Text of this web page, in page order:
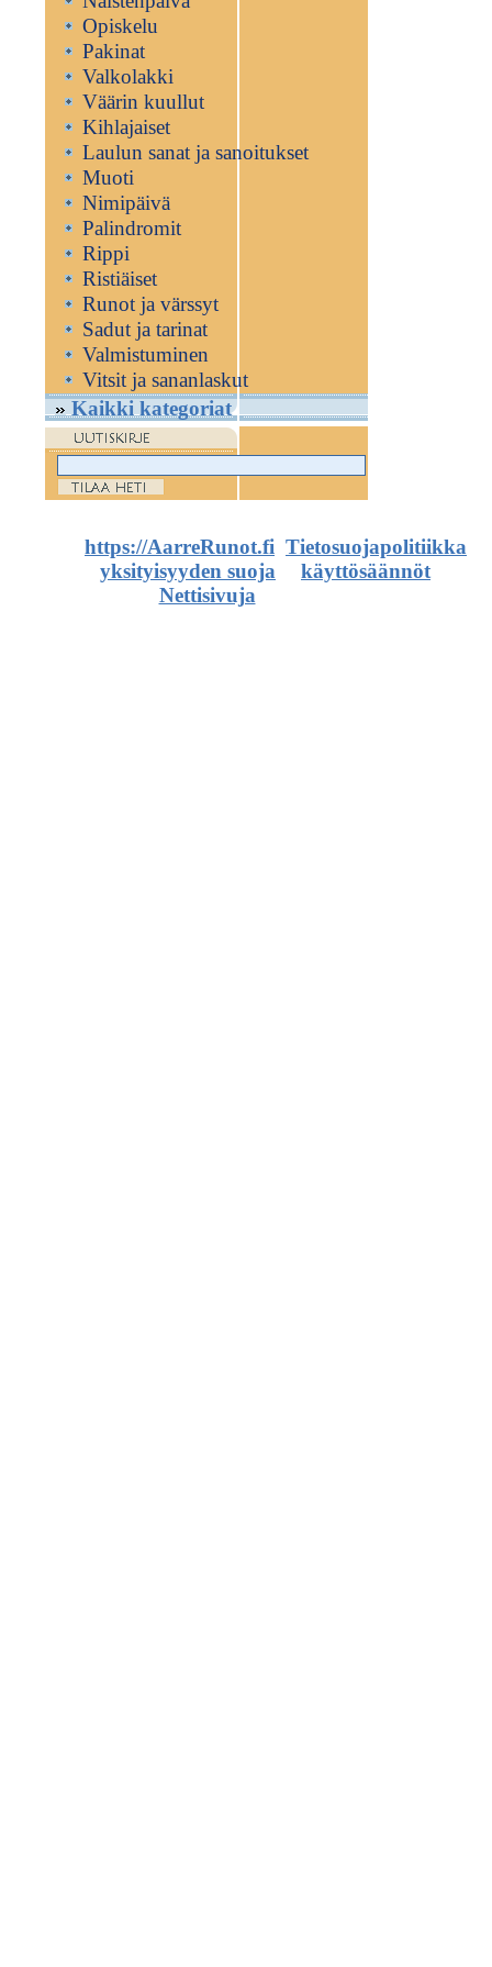
Opiskelu
Pakinat
Valkolakki
Väärin kuullut
Kihlajaiset
Laulun sanat ja sanoitukset
Muoti
Nimipäivä
Palindromit
Rippi
Ristiäiset
Runot ja värssyt
Sadut ja tarinat
Valmistuminen
Vitsit ja sananlaskut
Kaikki kategoriat
https://AarreRunot.fi Tietosuojapolitiikka
yksityisyyden suoja
käyttösäännöt
Nettisivuja